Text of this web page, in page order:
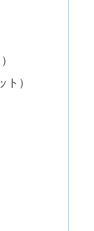
）